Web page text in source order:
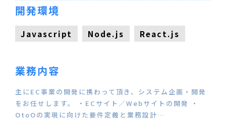
開発環境
Javascript Node.js React.js
業務内容
主にEC事業の開発に携わって頂き、システム企画・開発
をお任せします。 ・ECサイト／Webサイトの開発 ・
OtoOの実現に向けた要件定義と業務設計…